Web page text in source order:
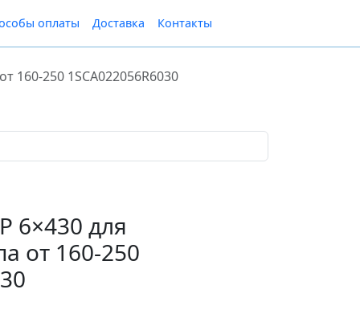
оплаты Доставка Контакты
160-250 1SCA022056R6030
6×430 для
от 160-250